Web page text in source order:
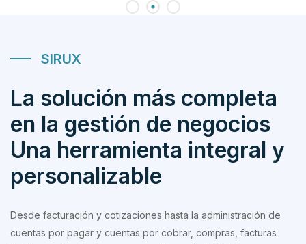
SIRUX
La solución más completa
en la gestión de negocios
Una herramienta integral y
personalizable
Desde facturación y cotizaciones hasta la administración de
cuentas por pagar y cuentas por cobrar, compras, facturas